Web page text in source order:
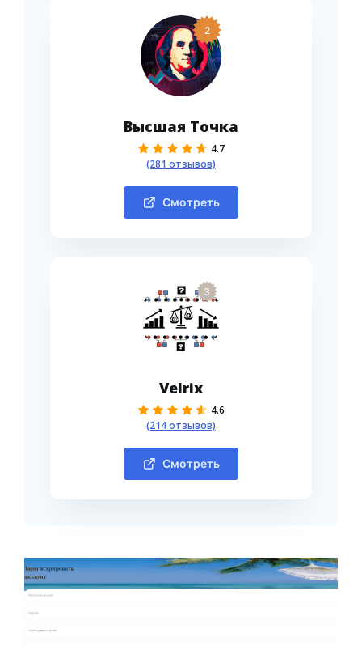
2
Высшая Точка
4.7
(281 отзывов)
Смотреть
3
Velrix
4.6
(214 отзывов)
Смотреть